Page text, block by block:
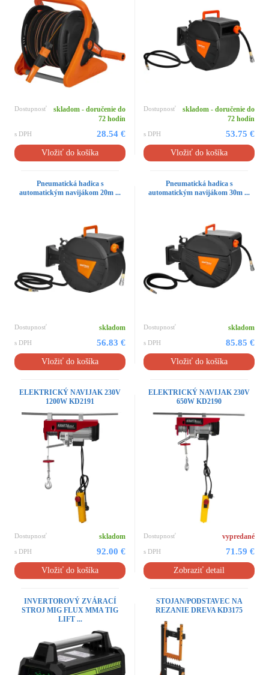
Dostupnosť
skladom - doručenie do
72 hodín
s DPH 28.54 €
Vložiť do košíka
Dostupnosť
skladom - doručenie do
72 hodín
s DPH 53.75 €
Vložiť do košíka
Pneumatická hadica s
automatickým navijákom 20m ...
Dostupnosť skladom
s DPH 56.83 €
Vložiť do košíka
Pneumatická hadica s
automatickým navijákom 30m ...
Dostupnosť skladom
s DPH 85.85 €
Vložiť do košíka
ELEKTRICKÝ NAVIJAK 230V
1200W KD2191
Dostupnosť skladom
s DPH 92.00 €
Vložiť do košíka
ELEKTRICKÝ NAVIJAK 230V
650W KD2190
Dostupnosť vypredané
s DPH 71.59 €
Zobraziť detail
INVERTOROVÝ ZVÁRACÍ
STROJ MIG FLUX MMA TIG
LIFT ...
STOJAN/PODSTAVEC NA
REZANIE DREVA KD3175